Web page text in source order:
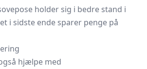
holder sig i bedre stand i
i sidste ende sparer penge på
hjælpe med